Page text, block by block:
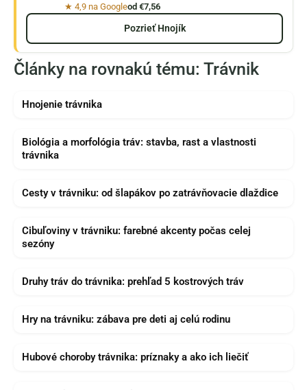
★ 4,9 na Googleod €7,56
Pozrieť Hnojík
Články na rovnakú tému: Trávnik
Hnojenie trávnika
Biológia a morfológia tráv: stavba, rast a vlastnosti
trávnika
Cesty v trávniku: od šlapákov po zatrávňovacie dlaždice
Cibuľoviny v trávniku: farebné akcenty počas celej
sezóny
Druhy tráv do trávnika: prehľad 5 kostrových tráv
Hry na trávniku: zábava pre deti aj celú rodinu
Hubové choroby trávnika: príznaky a ako ich liečiť